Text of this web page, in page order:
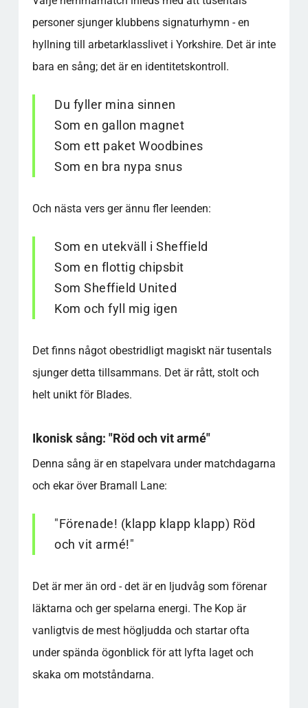
personer sjunger klubbens signaturhymn - en
hyllning till arbetarklasslivet i Yorkshire. Det är inte
bara en sång; det är en identitetskontroll.
Du fyller mina sinnen
Som en gallon magnet
Som ett paket Woodbines
Som en bra nypa snus
Och nästa vers ger ännu fler leenden:
Som en utekväll i Sheffield
Som en flottig chipsbit
Som Sheffield United
Kom och fyll mig igen
Det finns något obestridligt magiskt när tusentals
sjunger detta tillsammans. Det är rått, stolt och
helt unikt för Blades.
Ikonisk sång: "Röd och vit armé"
Denna sång är en stapelvara under matchdagarna
och ekar över Bramall Lane:
"Förenade! (klapp klapp klapp) Röd
och vit armé!"
Det är mer än ord - det är en ljudvåg som förenar
läktarna och ger spelarna energi. The Kop är
vanligtvis de mest högljudda och startar ofta
under spända ögonblick för att lyfta laget och
skaka om motståndarna.